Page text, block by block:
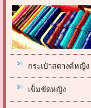
กระเป๋าสตางค์หญิง
เข็มขัดหญิง